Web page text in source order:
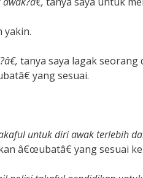
yakin.
tanya saya lagak
yang sesuai.
untuk diri awak terlebih
â€œubatâ€ yang sesuai